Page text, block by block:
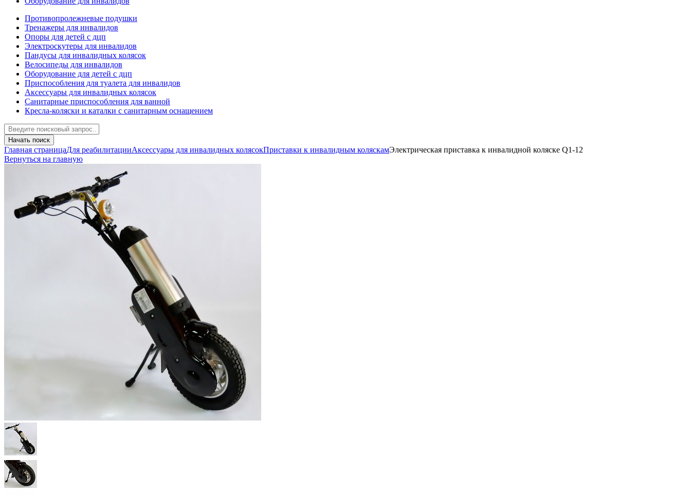
Противопролежневые подушки
Тренажеры для инвалидов
Опоры для детей с дцп
Электроскутеры для инвалидов
Пандусы для инвалидных колясок
Велосипеды для инвалидов
Оборудование для детей с дцп
Приспособления для туалета для инвалидов
Аксессуары для инвалидных колясок
Санитарные приспособления для ванной
Кресла-коляски и каталки с санитарным оснащением
Начать поиск
Главная страницаДля реабилитацииАксессуары для инвалидных колясокПриставки к инвалидным коляскамЭлектрическая приставка к инвалидной коляске Q1-12
Вернуться на главную